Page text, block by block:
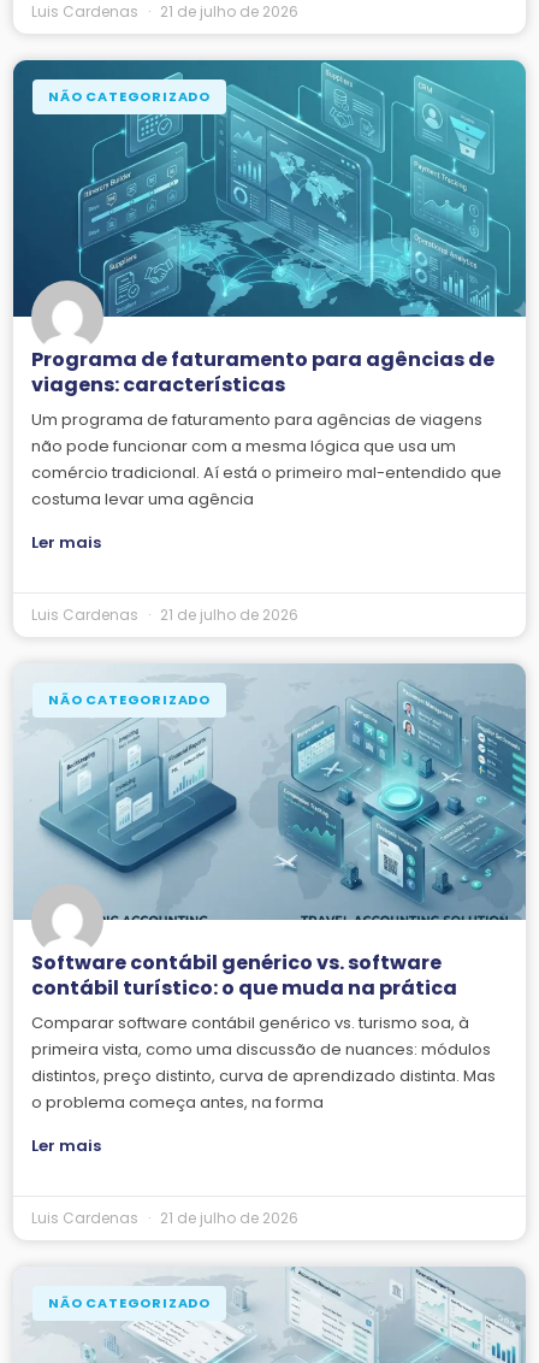
Luis Cardenas 21 de julho de 2026
NÃO CATEGORIZADO
Programa de faturamento para agências de
viagens: características
Um programa de faturamento para agências de viagens
não pode funcionar com a mesma lógica que usa um
comércio tradicional. Aí está o primeiro mal-entendido que
costuma levar uma agência
Ler mais
Luis Cardenas 21 de julho de 2026
NÃO CATEGORIZADO
Software contábil genérico vs. software
contábil turístico: o que muda na prática
Comparar software contábil genérico vs. turismo soa, à
primeira vista, como uma discussão de nuances: módulos
distintos, preço distinto, curva de aprendizado distinta. Mas
o problema começa antes, na forma
Ler mais
Luis Cardenas 21 de julho de 2026
NÃO CATEGORIZADO